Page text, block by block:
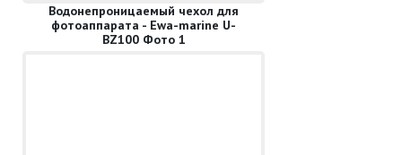
Водонепроницаемый чехол для
фотоаппарата - Ewa-marine U-
BZ100 Фото 1